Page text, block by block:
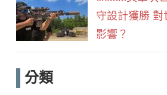
守設計獲勝 對
影響？
分類